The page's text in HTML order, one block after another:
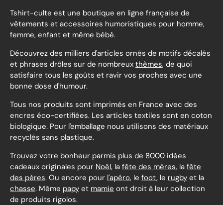
Tshirt-culte est une boutique en ligne française de
vêtements et accessoires humoristiques pour homme,
femme, enfant et même bébé.
Découvrez des milliers d'articles ornés de motifs décalés
et phrases drôles sur de nombreux thèmes, de quoi
satisfaire tous les goûts et ravir vos proches avec une
bonne dose d'humour.
Tous nos produits sont imprimés en France avec des
encres éco-certifiées. Les articles textiles sont en coton
biologique. Pour l'emballage nous utilisons des matériaux
recyclés sans plastique.
Trouvez votre bonheur parmis plus de 8000 idées
cadeaux originales pour Noël, la fête des mères, la fête
des pères. Ou encore pour l'apéro, le foot, le rugby et la
chasse. Même papy et mamie ont droit à leur collection
de produits rigolos.